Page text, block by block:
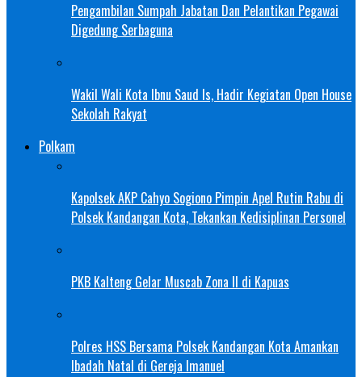
Pengambilan Sumpah Jabatan Dan Pelantikan Pegawai
Digedung Serbaguna
Wakil Wali Kota Ibnu Saud Is, Hadir Kegiatan Open House
Sekolah Rakyat
Polkam
Kapolsek AKP Cahyo Sogiono Pimpin Apel Rutin Rabu di
Polsek Kandangan Kota, Tekankan Kedisiplinan Personel
PKB Kalteng Gelar Muscab Zona II di Kapuas
Polres HSS Bersama Polsek Kandangan Kota Amankan
Ibadah Natal di Gereja Imanuel